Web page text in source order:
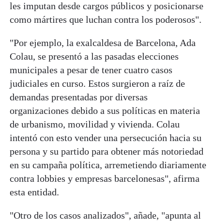
les imputan desde cargos públicos y posicionarse
como mártires que luchan contra los poderosos".
"Por ejemplo, la exalcaldesa de Barcelona, Ada
Colau, se presentó a las pasadas elecciones
municipales a pesar de tener cuatro casos
judiciales en curso. Estos surgieron a raíz de
demandas presentadas por diversas
organizaciones debido a sus políticas en materia
de urbanismo, movilidad y vivienda. Colau
intentó con esto vender una persecución hacia su
persona y su partido para obtener más notoriedad
en su campaña política, arremetiendo diariamente
contra lobbies y empresas barcelonesas", afirma
esta entidad.
"Otro de los casos analizados", añade, "apunta al